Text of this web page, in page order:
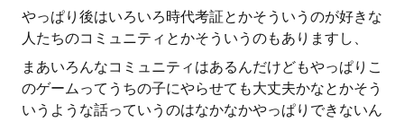
やっぱり後はいろいろ時代考証とかそういうのが好きな
人たちのコミュニティとかそういうのもありますし、
まあいろんなコミュニティはあるんだけどもやっぱりこ
のゲームってうちの子にやらせても大丈夫かなとかそう
いうような話っていうのはなかなかやっぱりできないん